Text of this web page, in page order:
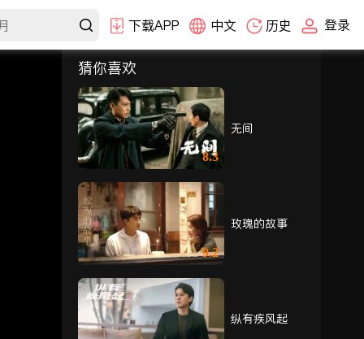
下载APP 中文 历史 登录
选集
1-30
31-36
31 32 33
34 35 36
猜你喜欢
8.3
无间
9.2
玫瑰的故事
纵有疾风起